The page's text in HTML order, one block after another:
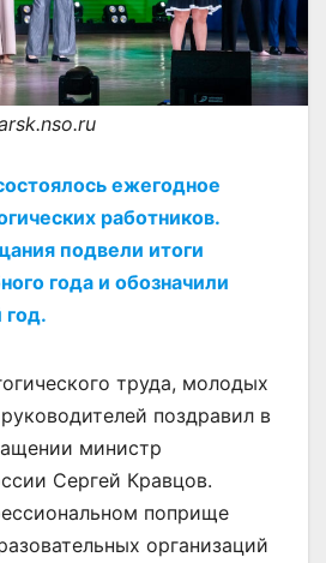
ежегодное
работников.
подвели итоги
года и обозначили
год.
труда, молодых
поздравил в
министр
Сергей Кравцов.
поприще
организаций